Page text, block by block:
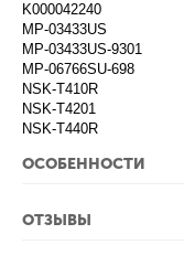
K000042240
MP-03433US
MP-03433US-9301
MP-06766SU-698
NSK-T410R
NSK-T4201
NSK-T440R
ОСОБЕННОСТИ
ОТЗЫВЫ